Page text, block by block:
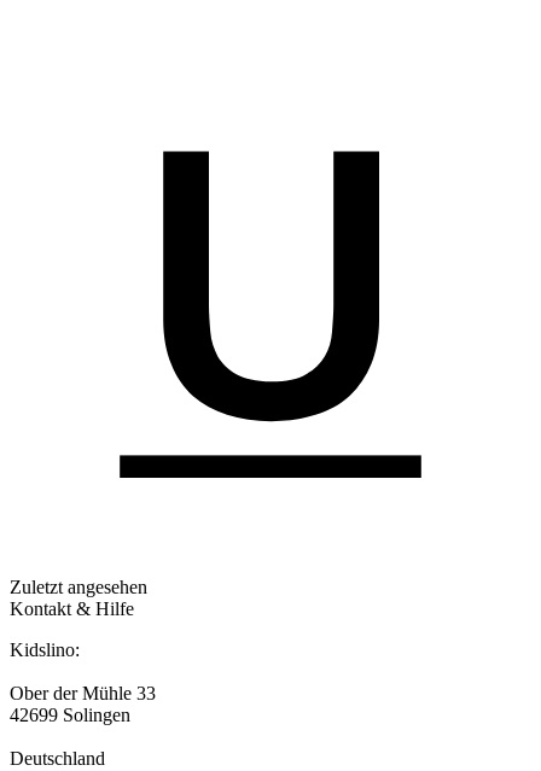
Zuletzt angesehen
Kontakt & Hilfe
Kidslino:
Ober der Mühle 33
42699 Solingen
Deutschland